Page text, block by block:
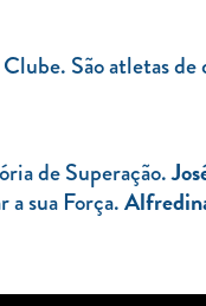
São atletas
de Superação.
a sua Força.